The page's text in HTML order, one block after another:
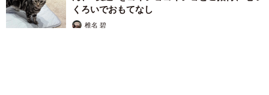
くろいでおもてなし
椎名 碧